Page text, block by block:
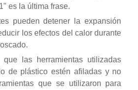
es la última frase.
pueden detener la expansión
los efectos del calor durante
que las herramientas utilizadas
de plástico estén afiladas y no
que se utilizaron para